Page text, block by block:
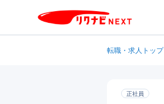
転職・求人トップ
正社員